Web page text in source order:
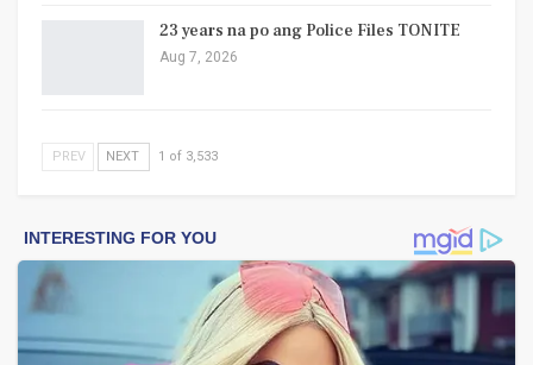
23 years na po ang Police Files TONITE
Aug 7, 2026
PREV NEXT 1 of 3,533